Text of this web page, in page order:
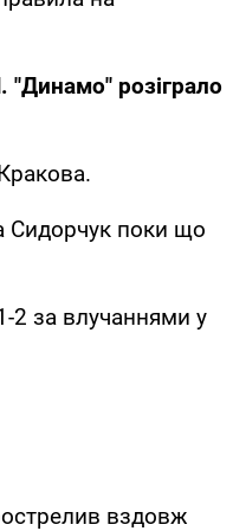
розіграло
Сидорчук поки що
2 за влучаннями у
вздовж